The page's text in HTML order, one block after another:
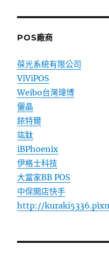
POS廠商
葆光系統有限公司
ViViPOS
Weibo台灣瑋博
儷晶
銥特爾
竑鈦
iBPhoenix
伊格士科技
大當家BB POS
中保開店快手
http://